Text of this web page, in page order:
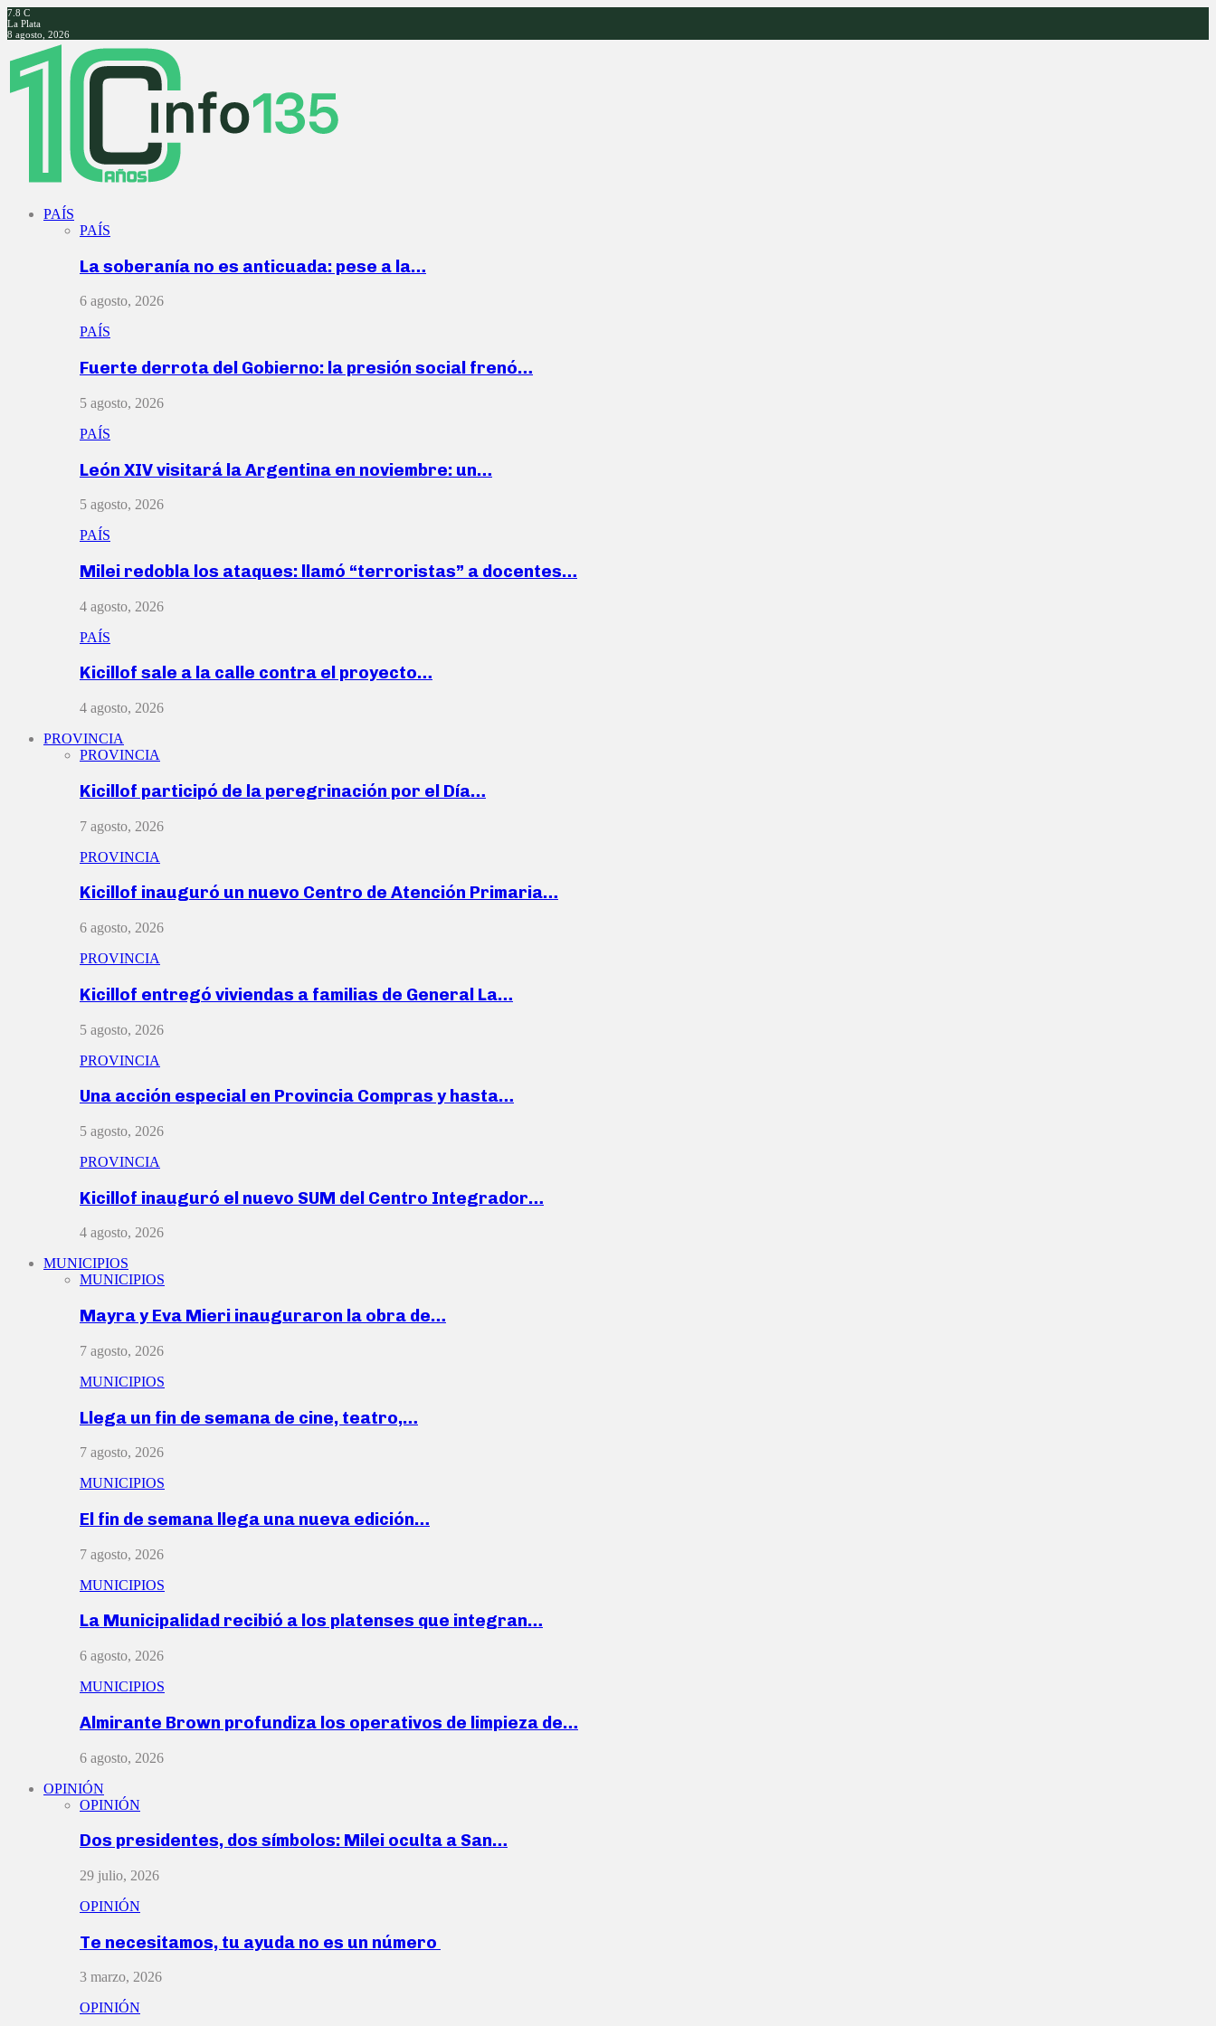
7.8 C
La Plata
8 agosto, 2026
Facebook
Twitter
Instagram
Youtube
PAÍS
PAÍS
La soberanía no es anticuada: pese a la…
6 agosto, 2026
PAÍS
Fuerte derrota del Gobierno: la presión social frenó…
5 agosto, 2026
PAÍS
León XIV visitará la Argentina en noviembre: un…
5 agosto, 2026
PAÍS
Milei redobla los ataques: llamó “terroristas” a docentes…
4 agosto, 2026
PAÍS
Kicillof sale a la calle contra el proyecto…
4 agosto, 2026
PROVINCIA
PROVINCIA
Kicillof participó de la peregrinación por el Día…
7 agosto, 2026
PROVINCIA
Kicillof inauguró un nuevo Centro de Atención Primaria…
6 agosto, 2026
PROVINCIA
Kicillof entregó viviendas a familias de General La…
5 agosto, 2026
PROVINCIA
Una acción especial en Provincia Compras y hasta…
5 agosto, 2026
PROVINCIA
Kicillof inauguró el nuevo SUM del Centro Integrador…
4 agosto, 2026
MUNICIPIOS
MUNICIPIOS
Mayra y Eva Mieri inauguraron la obra de…
7 agosto, 2026
MUNICIPIOS
Llega un fin de semana de cine, teatro,…
7 agosto, 2026
MUNICIPIOS
El fin de semana llega una nueva edición…
7 agosto, 2026
MUNICIPIOS
La Municipalidad recibió a los platenses que integran…
6 agosto, 2026
MUNICIPIOS
Almirante Brown profundiza los operativos de limpieza de…
6 agosto, 2026
OPINIÓN
OPINIÓN
Dos presidentes, dos símbolos: Milei oculta a San…
29 julio, 2026
OPINIÓN
Te necesitamos, tu ayuda no es un número
3 marzo, 2026
OPINIÓN